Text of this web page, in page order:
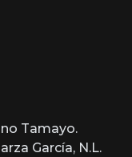
Tamayo.
García, N.L.